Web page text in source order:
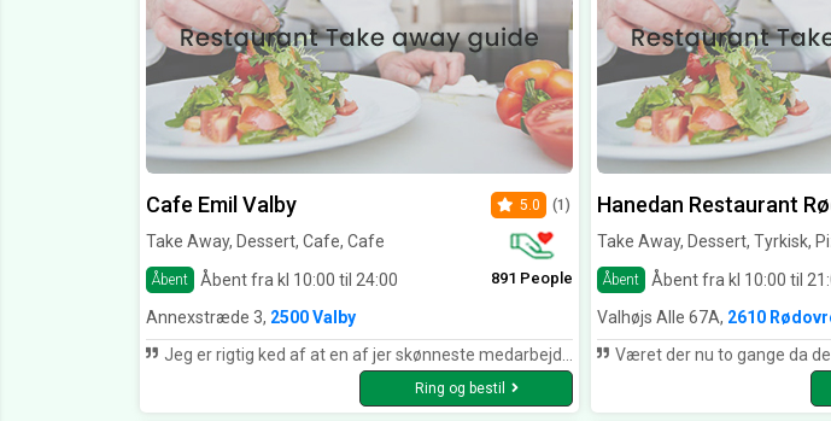
Cafe Emil Valby
Take Away, Dessert, Cafe, Cafe
Åbent Åbent fra kl 10:00 til 24:00
5.0 (1)
891 People
Annexstræde 3, 2500 Valby
Jeg er rigtig ked af at en af jer skønneste medarbejder Paulina (for jeg kan huske pigens navn) arbejder ikke hos Jer længere. Hun var den sejeste og sødeste derind. Pigen lavede bare super god atmosfæren i caféen. Jeg kommer nok tilbage på et tidspunkt, men håber at Jeres andre medarbejder forbedrer sig. :-) Vh. Matias
Ring og bestil
Hanedan Restaurant
Take Away, Dessert, Tyrkisk,
Åbent Åbent fra kl 10:00 til
Valhøjs Alle 67A, 2610
Været der nu to gange da de tyrkiske restaurenter inde i Kbh er bukket under. Jeg og mine venner var meget positivt overraskede over kvalitet og pris.